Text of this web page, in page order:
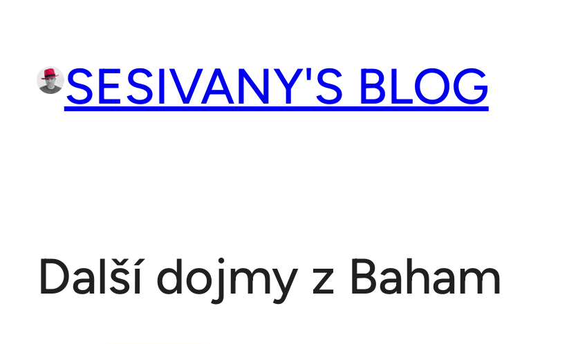
SESIVANY'S BLOG
Další dojmy z Baham